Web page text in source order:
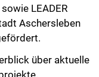
LEADER
Aschersleben
über aktuelle